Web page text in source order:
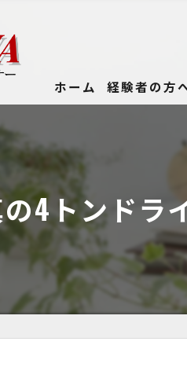
ホーム 経験者の方
4トンドラ